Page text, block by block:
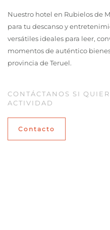
Nuestro hotel en Rubielos de
para tu descanso y
versátiles ideales para leer,
momentos de auténtico
provincia de Teruel.
CONTÁCTANOS SI
ACTIVIDAD
Contacto